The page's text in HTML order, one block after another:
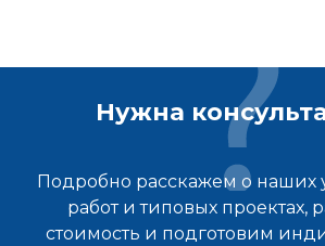
Нужна
Подробно расскажем о наших
работ и типовых проектах,
стоимость и подготовим